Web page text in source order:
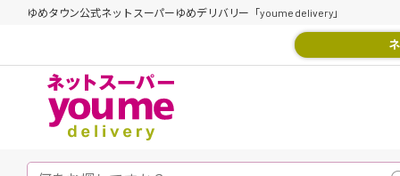
ゆめタウン公式ネットスーパーゆめデリバリー「youme delivery」